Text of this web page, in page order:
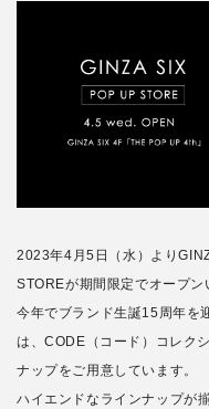
2023年4月5日（水）より
STOREが期間限定でオープン
今年でブランド生誕15周年を
は、CODE（コード）コレク
ナップをご用意しています。
ハイエンドなラインナップが